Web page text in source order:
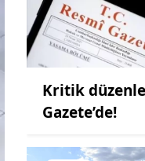
Kritik
Gazete’de!